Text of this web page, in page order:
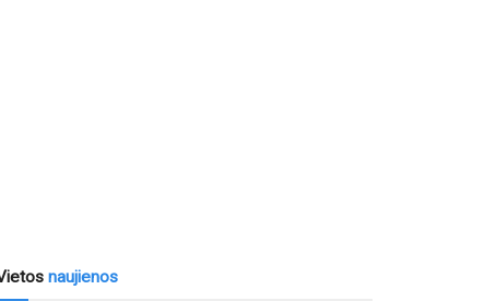
naujienos